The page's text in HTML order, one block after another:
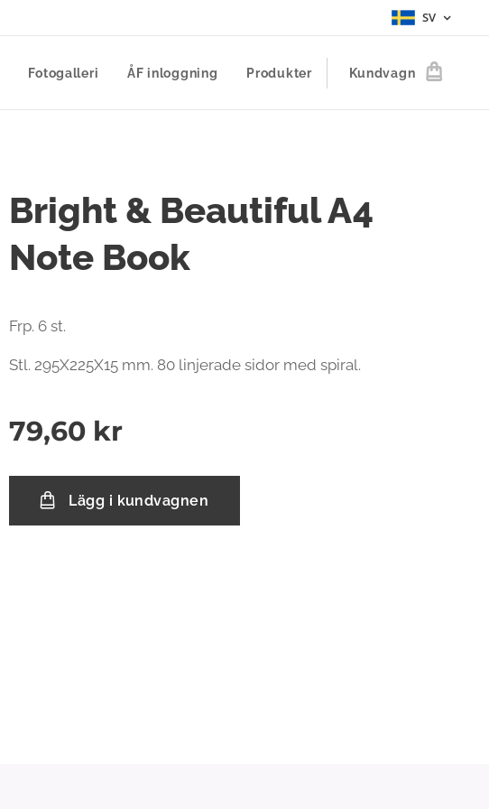
SV
Fotogalleri ÅF inloggning Produkter Kundvagn
Bright & Beautiful A4
Note Book
Frp. 6 st.
Stl. 295X225X15 mm. 80 linjerade sidor med spiral.
79,60 kr
Lägg i kundvagnen